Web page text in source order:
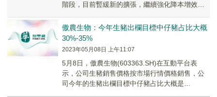
階段，目前暫緩新的擴張，繼續強化降本增效的
傲農生物：今年生豬出欄目標中仔豬占比大概
30%-35%
2023年05月08日 上午11:07
5月8日，傲農生物(603363.SH)在互動平台表
示，公司生豬銷售價格按市場行情價格銷售，公
司今年的生豬出欄目標中仔豬占比大概是